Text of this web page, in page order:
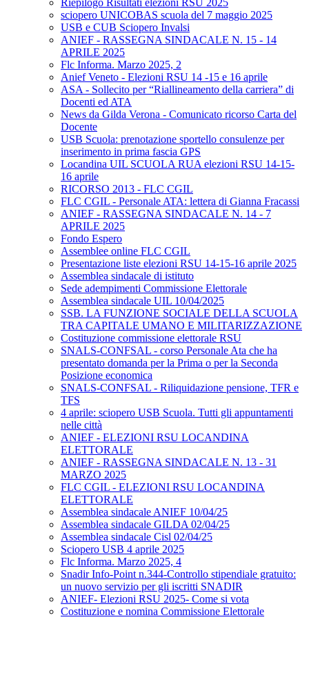
Riepilogo Risultati elezioni RSU 2025
sciopero UNICOBAS scuola del 7 maggio 2025
USB e CUB Sciopero Invalsi
ANIEF - RASSEGNA SINDACALE N. 15 - 14
APRILE 2025
Flc Informa. Marzo 2025, 2
Anief Veneto - Elezioni RSU 14 -15 e 16 aprile
ASA - Sollecito per “Riallineamento della carriera” di
Docenti ed ATA
News da Gilda Verona - Comunicato ricorso Carta del
Docente
USB Scuola: prenotazione sportello consulenze per
inserimento in prima fascia GPS
Locandina UIL SCUOLA RUA elezioni RSU 14-15-
16 aprile
RICORSO 2013 - FLC CGIL
FLC CGIL - Personale ATA: lettera di Gianna Fracassi
ANIEF - RASSEGNA SINDACALE N. 14 - 7
APRILE 2025
Fondo Espero
Assemblee online FLC CGIL
Presentazione liste elezioni RSU 14-15-16 aprile 2025
Assemblea sindacale di istituto
Sede adempimenti Commissione Elettorale
Assemblea sindacale UIL 10/04/2025
SSB. LA FUNZIONE SOCIALE DELLA SCUOLA
TRA CAPITALE UMANO E MILITARIZZAZIONE
Costituzione commissione elettorale RSU
SNALS-CONFSAL - corso Personale Ata che ha
presentato domanda per la Prima o per la Seconda
Posizione economica
SNALS-CONFSAL - Riliquidazione pensione, TFR e
TFS
4 aprile: sciopero USB Scuola. Tutti gli appuntamenti
nelle città
ANIEF - ELEZIONI RSU LOCANDINA
ELETTORALE
ANIEF - RASSEGNA SINDACALE N. 13 - 31
MARZO 2025
FLC CGIL - ELEZIONI RSU LOCANDINA
ELETTORALE
Assemblea sindacale ANIEF 10/04/25
Assemblea sindacale GILDA 02/04/25
Assemblea sindacale Cisl 02/04/25
Sciopero USB 4 aprile 2025
Flc Informa. Marzo 2025, 4
Snadir Info-Point n.344-Controllo stipendiale gratuito:
un nuovo servizio per gli iscritti SNADIR
ANIEF- Elezioni RSU 2025- Come si vota
Costituzione e nomina Commissione Elettorale